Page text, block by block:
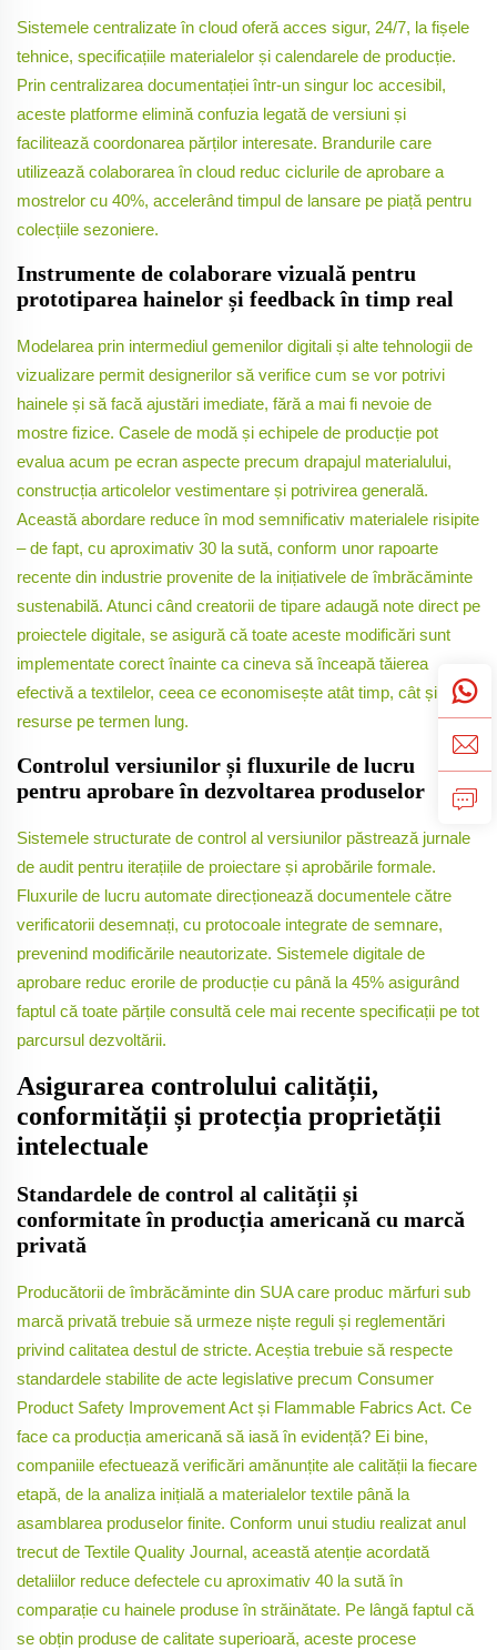
Sistemele centralizate în cloud oferă acces sigur, 24/7, la fișele
tehnice, specificațiile materialelor și calendarele de producție.
Prin centralizarea documentației într-un singur loc accesibil,
aceste platforme elimină confuzia legată de versiuni și
facilitează coordonarea părților interesate. Brandurile care
utilizează colaborarea în cloud reduc ciclurile de aprobare a
mostrelor cu 40%, accelerând timpul de lansare pe piață pentru
colecțiile sezoniere.
Instrumente de colaborare vizuală pentru
prototiparea hainelor și feedback în timp real
Modelarea prin intermediul gemenilor digitali și alte tehnologii de
vizualizare permit designerilor să verifice cum se vor potrivi
hainele și să facă ajustări imediate, fără a mai fi nevoie de
mostre fizice. Casele de modă și echipele de producție pot
evalua acum pe ecran aspecte precum drapajul materialului,
construcția articolelor vestimentare și potrivirea generală.
Această abordare reduce în mod semnificativ materialele risipite
– de fapt, cu aproximativ 30 la sută, conform unor rapoarte
recente din industrie provenite de la inițiativele de îmbrăcăminte
sustenabilă. Atunci când creatorii de tipare adaugă note direct pe
proiectele digitale, se asigură că toate aceste modificări sunt
implementate corect înainte ca cineva să înceapă tăierea
efectivă a textilelor, ceea ce economisește atât timp, cât și
resurse pe termen lung.
Controlul versiunilor și fluxurile de lucru
pentru aprobare în dezvoltarea produselor
Sistemele structurate de control al versiunilor păstrează jurnale
de audit pentru iterațiile de proiectare și aprobările formale.
Fluxurile de lucru automate direcționează documentele către
verificatorii desemnați, cu protocoale integrate de semnare,
prevenind modificările neautorizate. Sistemele digitale de
aprobare reduc erorile de producție cu până la 45% asigurând
faptul că toate părțile consultă cele mai recente specificații pe tot
parcursul dezvoltării.
Asigurarea controlului calității,
conformității și protecția proprietății
intelectuale
Standardele de control al calității și
conformitate în producția americană cu marcă
privată
Producătorii de îmbrăcăminte din SUA care produc mărfuri sub
marcă privată trebuie să urmeze niște reguli și reglementări
privind calitatea destul de stricte. Aceștia trebuie să respecte
standardele stabilite de acte legislative precum Consumer
Product Safety Improvement Act și Flammable Fabrics Act. Ce
face ca producția americană să iasă în evidență? Ei bine,
companiile efectuează verificări amănunțite ale calității la fiecare
etapă, de la analiza inițială a materialelor textile până la
asamblarea produselor finite. Conform unui studiu realizat anul
trecut de Textile Quality Journal, această atenție acordată
detaliilor reduce defectele cu aproximativ 40 la sută în
comparație cu hainele produse în străinătate. Pe lângă faptul că
se obțin produse de calitate superioară, aceste procese